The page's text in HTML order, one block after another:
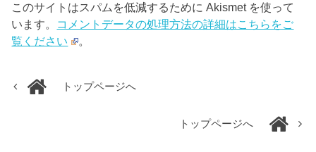
このサイトはスパムを低減するために Akismet を使って
います。 コメントデータの処理方法の詳細はこちらをご
覧ください
。
トップページへ
トップページへ